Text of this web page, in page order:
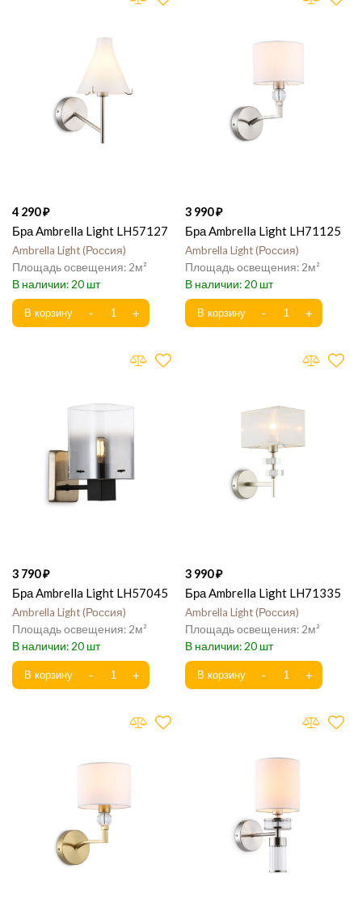
4 290
Бра Ambrella Light LH57127
Ambrella Light Россия
2
20
3 990
Бра Ambrella Light LH71125
Ambrella Light Россия
2
20
3 790
Бра Ambrella Light LH57045
Ambrella Light Россия
2
20
3 990
Бра Ambrella Light LH71335
Ambrella Light Россия
2
20